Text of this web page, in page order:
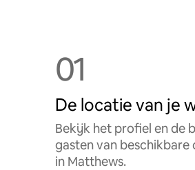
01
De locatie van je
Bekijk het profiel en de
gasten van beschikbare
in Matthews.